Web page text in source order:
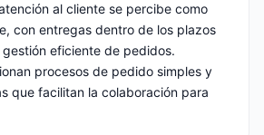
al cliente se percibe como
con entregas dentro de los plazos
eficiente de pedidos.
procesos de pedido simples y
que facilitan la colaboración para